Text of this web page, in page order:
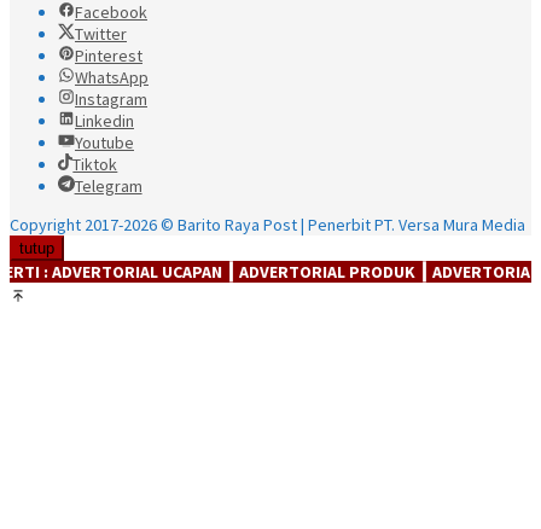
Facebook
Twitter
Pinterest
WhatsApp
Instagram
Linkedin
Youtube
Tiktok
Telegram
Copyright 2017-2026 © Barito Raya Post | Penerbit PT. Versa Mura Media
tutup
UCAPAN ┃ ADVERTORIAL PRODUK ┃ ADVERTORIAl JASA ┃